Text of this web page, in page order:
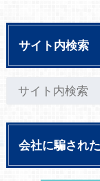
サイト内検索
会社に騙され